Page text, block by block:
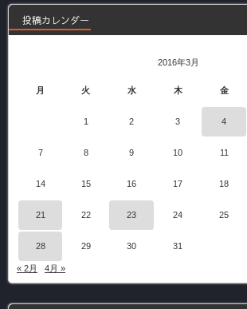
投稿カレンダー
2016年3月
月 火 水 木 金
1 2 3 4
7 8 9 10 11
14 15 16 17 18
21 22 23 24 25
28 29 30 31
« 2月 4月 »